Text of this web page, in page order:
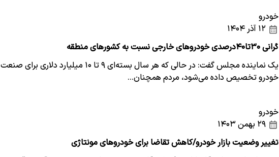
خودرو
گرانی ۳۰تا۴۰درصدی خودروهای خارجی نسبت به کشورهای منطقه
یک نماینده مجلس گفت: در حالی که هر سال بسته‌ای ۹ تا ۱۰ میلیارد دلاری برای صنعت
خودرو تخصیص داده می‌شود، مردم همچنان…
خودرو
تغییر وضعیت بازار خودرو/کاهش تقاضا برای خودروهای مونتاژی